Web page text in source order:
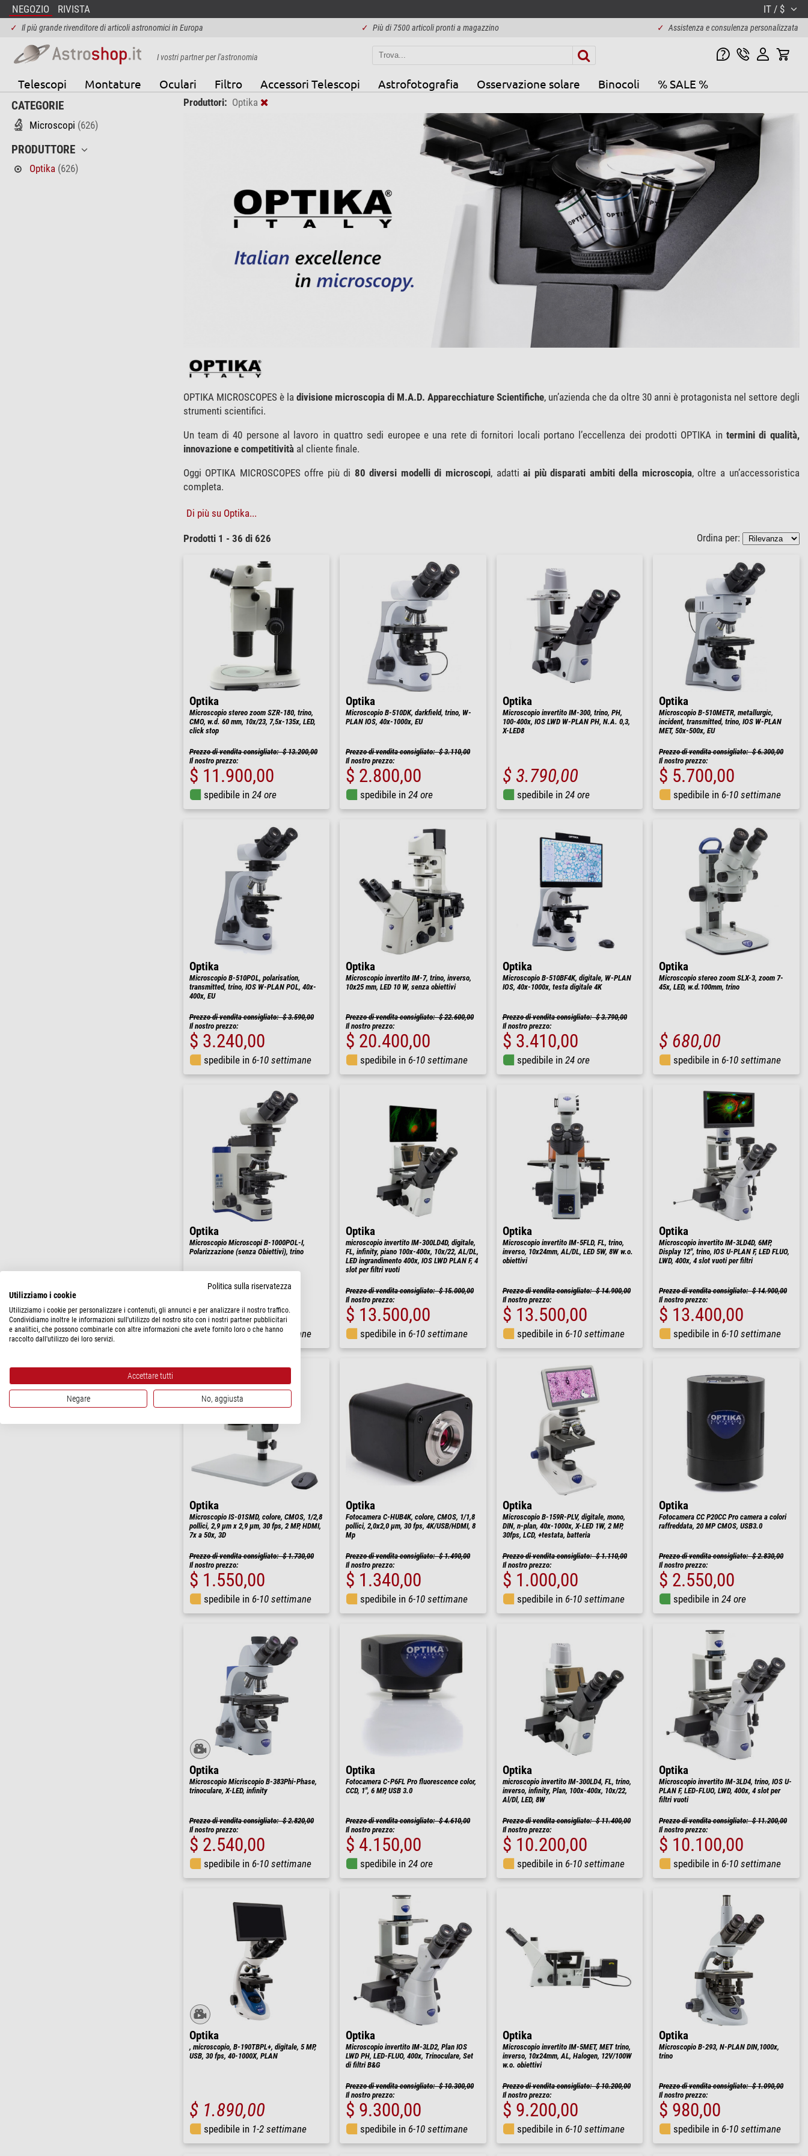
NEGOZIO RIVISTA IT / $
✓ Il più grande rivenditore di articoli astronomici in Europa ✓ Più di 7500 articoli pronti a magazzino ✓ Assistenza e consulenza personalizzata
I vostri partner per l'astronomia
Telescopi Montature Oculari Filtro Accessori Telescopi Astrofotografia Osservazione solare Binocoli % SALE %
CATEGORIE
Microscopi (626)
PRODUTTORE
Optika (626)
Produttori: Optika
OPTIKA MICROSCOPES è la divisione microscopia di M.A.D. Apparecchiature Scientifiche, un’azienda che da oltre 30 anni è protagonista nel settore degli
strumenti scientifici.
Un team di 40 persone al lavoro in quattro sedi europee e una rete di fornitori locali portano l’eccellenza dei prodotti OPTIKA in termini di qualità,
innovazione e competitivitàal cliente finale.
Oggi OPTIKA MICROSCOPES offre più di 80 diversi modelli di microscopi, adattiai più disparati ambiti della microscopia, oltre a un’accessoristica
completa.
Di più su Optika...
Prodotti 1 - 36 di 626 Ordina per:
Optika
Microscopio stereo zoom SZR-180, trino,
CMO, w.d. 60 mm, 10x/23, 7,5x-135x, LED,
click stop
Prezzo di vendita consigliato: $ 13.200,00
Il nostro prezzo:
$ 11.900,00
spedibile in 24 ore
Optika
Microscopio B-510DK, darkfield, trino, W-
PLAN IOS, 40x-1000x, EU
Prezzo di vendita consigliato: $ 3.110,00
Il nostro prezzo:
$ 2.800,00
spedibile in 24 ore
Optika
Microscopio invertito IM-300, trino, PH,
100-400x, IOS LWD W-PLAN PH, N.A. 0,3,
X-LED8
$ 3.790,00
spedibile in 24 ore
Optika
Microscopio B-510METR, metallurgic,
incident, transmitted, trino, IOS W-PLAN
MET, 50x-500x, EU
Prezzo di vendita consigliato: $ 6.300,00
Il nostro prezzo:
$ 5.700,00
spedibile in 6-10 settimane
Optika
Microscopio B-510POL, polarisation,
transmitted, trino, IOS W-PLAN POL, 40x-
400x, EU
Prezzo di vendita consigliato: $ 3.590,00
Il nostro prezzo:
$ 3.240,00
spedibile in 6-10 settimane
Optika
Microscopio invertito IM-7, trino, inverso,
10x25 mm, LED 10 W, senza obiettivi
Prezzo di vendita consigliato: $ 22.600,00
Il nostro prezzo:
$ 20.400,00
spedibile in 6-10 settimane
Optika
Microscopio B-510BF4K, digitale, W-PLAN
IOS, 40x-1000x, testa digitale 4K
Prezzo di vendita consigliato: $ 3.790,00
Il nostro prezzo:
$ 3.410,00
spedibile in 24 ore
Optika
Microscopio stereo zoom SLX-3, zoom 7-
45x, LED, w.d.100mm, trino
$ 680,00
spedibile in 6-10 settimane
Optika
Microscopio Microscopi B-1000POL-I,
Polarizzazione (senza Obiettivi), trino
$ 12.300,00
spedibile in6-10 settimane
Optika
microscopio invertito IM-300LD4D, digitale,
FL, infinity, piano 100x-400x, 10x/22, AL/DL,
LED ingrandimento 400x, IOS LWD PLAN F, 4
slot per filtri vuoti
Prezzo di vendita consigliato: $ 15.000,00
Il nostro prezzo:
$ 13.500,00
spedibile in 6-10 settimane
Optika
Microscopio invertito IM-5FLD, FL, trino,
inverso, 10x24mm, AL/DL, LED 5W, 8W w.o.
obiettivi
Prezzo di vendita consigliato: $ 14.900,00
Il nostro prezzo:
$ 13.500,00
spedibile in 6-10 settimane
Optika
Microscopio invertito IM-3LD4D, 6MP,
Display 12", trino, IOS U-PLAN F, LED FLUO,
LWD, 400x, 4 slot vuoti per filtri
Prezzo di vendita consigliato: $ 14.900,00
Il nostro prezzo:
$ 13.400,00
spedibile in 6-10 settimane
Optika
Microscopio IS-01SMD, colore, CMOS, 1/2,8
pollici, 2,9 µm x 2,9 µm, 30 fps, 2 MP, HDMI,
7x a 50x, 3D
Prezzo di vendita consigliato: $ 1.730,00
Il nostro prezzo:
$ 1.550,00
spedibile in 6-10 settimane
Optika
Fotocamera C-HUB4K, colore, CMOS, 1/1,8
pollici, 2,0x2,0 µm, 30 fps, 4K/USB/HDMI, 8
Mp
Prezzo di vendita consigliato: $ 1.490,00
Il nostro prezzo:
$ 1.340,00
spedibile in 6-10 settimane
Optika
Microscopio B-159R-PLV, digitale, mono,
DIN, n-plan, 40x-1000x, X-LED 1W, 2 MP,
30fps, LCD, +testata, batteria
Prezzo di vendita consigliato: $ 1.110,00
Il nostro prezzo:
$ 1.000,00
spedibile in 6-10 settimane
Optika
Fotocamera CC P20CC Pro camera a colori
raffreddata, 20 MP CMOS, USB3.0
Prezzo di vendita consigliato: $ 2.830,00
Il nostro prezzo:
$ 2.550,00
spedibile in 24 ore
Optika
Microscopio Micriscopio B-383Phi-Phase,
trinoculare, X-LED, infinity
Prezzo di vendita consigliato: $ 2.820,00
Il nostro prezzo:
$ 2.540,00
spedibile in 6-10 settimane
Optika
Fotocamera C-P6FL Pro fluorescence color,
CCD, 1", 6 MP, USB 3.0
Prezzo di vendita consigliato: $ 4.610,00
Il nostro prezzo:
$ 4.150,00
spedibile in 24 ore
Optika
microscopio invertito IM-300LD4, FL, trino,
inverso, infinity, Plan, 100x-400x, 10x/22,
Al/Dl, LED, 8W
Prezzo di vendita consigliato: $ 11.400,00
Il nostro prezzo:
$ 10.200,00
spedibile in 6-10 settimane
Optika
Microscopio invertito IM-3LD4, trino, IOS U-
PLAN F, LED-FLUO, LWD, 400x, 4 slot per
filtri vuoti
Prezzo di vendita consigliato: $ 11.200,00
Il nostro prezzo:
$ 10.100,00
spedibile in 6-10 settimane
Optika
, microscopio, B-190TBPL+, digitale, 5 MP,
USB, 30 fps, 40-1000X, PLAN
$ 1.890,00
spedibile in 1-2 settimane
Optika
Microscopio invertito IM-3LD2, Plan IOS
LWD PH, LED-FLUO, 400x, Trinoculare, Set
di filtri B&G
Prezzo di vendita consigliato: $ 10.300,00
Il nostro prezzo:
$ 9.300,00
spedibile in 6-10 settimane
Optika
Microscopio invertito IM-5MET, MET trino,
inverso, 10x24mm, AL, Halogen, 12V/100W
w.o. obiettivi
Prezzo di vendita consigliato: $ 10.200,00
Il nostro prezzo:
$ 9.200,00
spedibile in 6-10 settimane
Optika
Microscopio B-293, N-PLAN DIN,1000x,
trino
Prezzo di vendita consigliato: $ 1.090,00
Il nostro prezzo:
$ 980,00
spedibile in 6-10 settimane
Politica sulla riservatezza
Utilizziamo i cookie
Utilizziamo i cookie per personalizzare i contenuti, gli annunci e per analizzare il nostro traffico.
Condividiamo inoltre le informazioni sull'utilizzo del nostro sito con i nostri partner pubblicitari
e analitici, che possono combinarle con altre informazioni che avete fornito loro o che hanno
raccolto dall'utilizzo dei loro servizi.
Accettare tutti
Negare No, aggiusta